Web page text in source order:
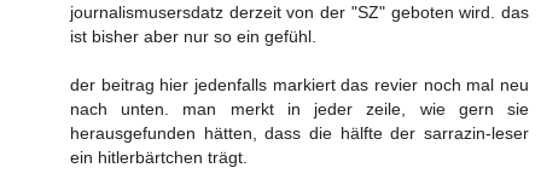
journalismusersdatz derzeit von der "SZ" geboten wird. das
ist bisher aber nur so ein gefühl.
der beitrag hier jedenfalls markiert das revier noch mal neu
nach unten. man merkt in jeder zeile, wie gern sie
herausgefunden hätten, dass die hälfte der sarrazin-leser
ein hitlerbärtchen trägt.